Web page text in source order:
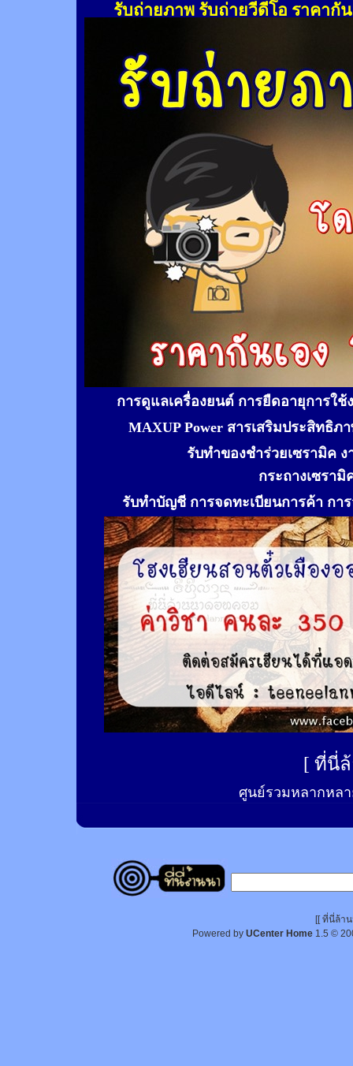
รับถ่ายภาพ รับถ่ายวีดีโอ ราคากั
การดูแลเครื่องยนต์ การยืดอายุการใ
MAXUP Power สารเสริมประสิทธิ
รับทำของชำร่วยเซรามิค
กระถางเซรา
รับทำบัญชี การจดทะเบียนการค้า กา
[ ที่นี่
ศูนย์รวมหลากหลา
[[ ที่นี่ล้า
Powered by UCenter Home 1.5 ©